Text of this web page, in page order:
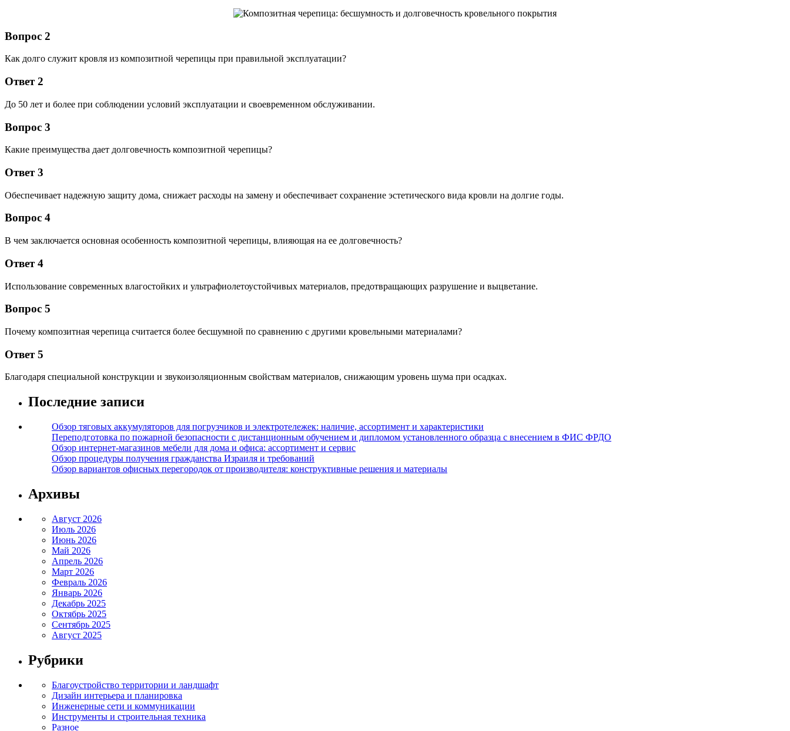
Вопрос 2
Как долго служит кровля из композитной черепицы при правильной эксплуатации?
Ответ 2
До 50 лет и более при соблюдении условий эксплуатации и своевременном обслуживании.
Вопрос 3
Какие преимущества дает долговечность композитной черепицы?
Ответ 3
Обеспечивает надежную защиту дома, снижает расходы на замену и обеспечивает сохранение эстетического вида кровли на долгие годы.
Вопрос 4
В чем заключается основная особенность композитной черепицы, влияющая на ее долговечность?
Ответ 4
Использование современных влагостойких и ультрафиолетоустойчивых материалов, предотвращающих разрушение и выцветание.
Вопрос 5
Почему композитная черепица считается более бесшумной по сравнению с другими кровельными материалами?
Ответ 5
Благодаря специальной конструкции и звукоизоляционным свойствам материалов, снижающим уровень шума при осадках.
Последние записи
Обзор тяговых аккумуляторов для погрузчиков и электротележек: наличие, ассортимент и характеристики
Переподготовка по пожарной безопасности с дистанционным обучением и дипломом установленного образца с внесением в ФИС ФРДО
Обзор интернет-магазинов мебели для дома и офиса: ассортимент и сервис
Обзор процедуры получения гражданства Израиля и требований
Обзор вариантов офисных перегородок от производителя: конструктивные решения и материалы
Архивы
Август 2026
Июль 2026
Июнь 2026
Май 2026
Апрель 2026
Март 2026
Февраль 2026
Январь 2026
Декабрь 2025
Октябрь 2025
Сентябрь 2025
Август 2025
Рубрики
Благоустройство территории и ландшафт
Дизайн интерьера и планировка
Инженерные сети и коммуникации
Инструменты и строительная техника
Разное